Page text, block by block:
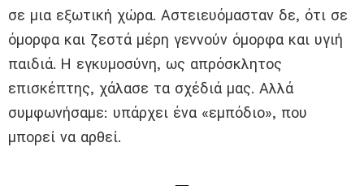
σε μια εξωτική χώρα. Αστειευόμασταν δε, ότι σε
όμορφα και ζεστά μέρη γεννούν όμορφα και υγιή
παιδιά. Η εγκυμοσύνη, ως απρόσκλητος
επισκέπτης, χάλασε τα σχέδιά μας. Αλλά
συμφωνήσαμε: υπάρχει ένα «εμπόδιο», που
μπορεί να αρθεί.